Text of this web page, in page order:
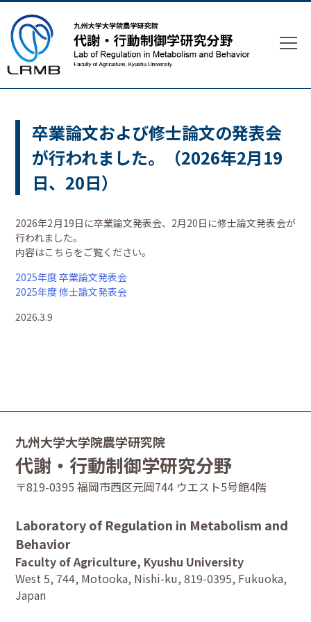
卒業論文および修士論文の発表会
が行われました。（2026年2月19
日、20日）
2026年2月19日に卒業論文発表会、2月20日に修士論文発表会が
行われました。
内容はこちらをご覧ください。
2025年度 卒業論文発表会
2025年度 修士論文発表会
2026.3.9
九州大学大学院農学研究院
代謝・行動制御学研究分野
〒819-0395 福岡市西区元岡744 ウエスト5号館4階
Laboratory of Regulation in Metabolism and
Behavior
Faculty of Agriculture, Kyushu University
West 5, 744, Motooka, Nishi-ku, 819-0395, Fukuoka,
Japan